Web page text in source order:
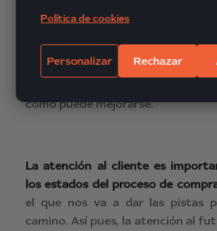
Como cualquier personalidad
realizado para lanzar o vender
resulta inútil si posteriormente
cómo puede mejorarse.
La atención al cliente es
los estados del proceso de
el que nos va a dar las pistas
camino. Así pues, la atención al
Política de cookies
Personalizar Rechazar